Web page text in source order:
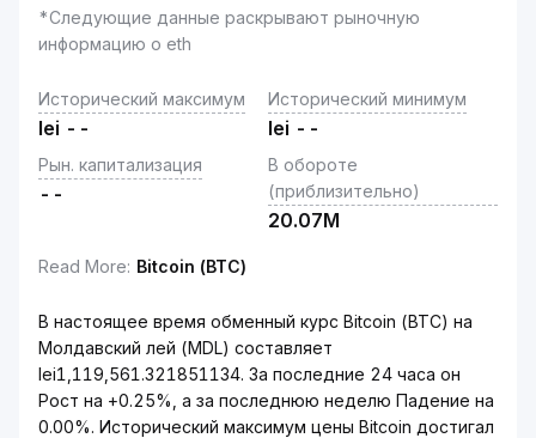
*Следующие данные раскрывают рыночную
информацию о eth
Исторический максимум
lei --
Исторический минимум
lei --
Рын. капитализация
--
В обороте
(приблизительно)
20.07M
Read More: Bitcoin (BTC)
В настоящее время обменный курс Bitcoin (BTC) на
Молдавский лей (MDL) составляет
lei1,119,561.321851134. За последние 24 часа он
Рост на +0.25%, а за последнюю неделю Падение на
0.00%. Исторический максимум цены Bitcoin достигал